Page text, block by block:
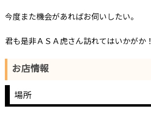
今度また機会があればお伺いしたい。
君も是非ＡＳＡ虎さん訪れてはいかがか！
お店情報
場所